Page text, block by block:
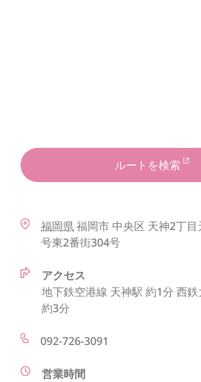
ルートを検索
福岡県福岡市 中央区 天神2丁
号東2番街304号
アクセス
地下鉄空港線 天神駅 約1分 西
約3分
092-726-3091
営業時間